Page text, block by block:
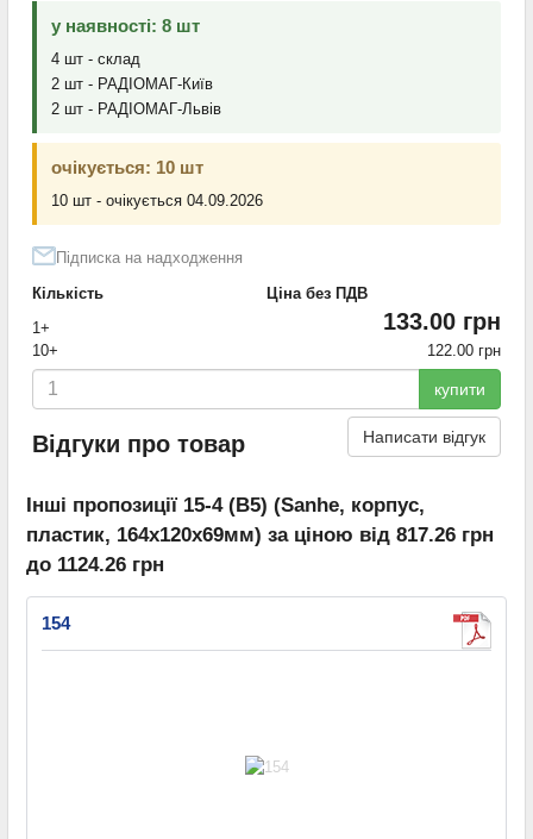
у наявності: 8 шт
4 шт - склад
2 шт - РАДІОМАГ-Київ
2 шт - РАДІОМАГ-Львів
очікується: 10 шт
10 шт - очікується 04.09.2026
Підписка на надходження
Кількість
Ціна без ПДВ
1+
133.00 грн
10+ 122.00 грн
купити
Відгуки про товар Написати відгук
Інші пропозиції 15-4 (B5) (Sanhe, корпус,
пластик, 164х120х69мм) за ціною від 817.26 грн
до 1124.26 грн
154